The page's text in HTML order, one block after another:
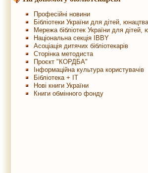
Професійні новини
Бібліотеки України для дітей, юнацтва
Мережа бібліотек України для дітей,
Національна секція IBBY
Асоціація дитячих бібліотекарів
Сторінка методиста
Проєкт "КОРДБА"
Інформаційна культура користувачів
Бібліотека + IT
Нові книги України
Книги обмінного фонду